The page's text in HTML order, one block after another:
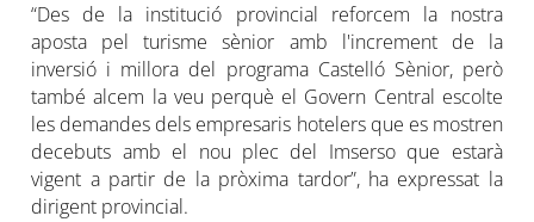
“Des de la institució provincial reforcem la nostra
aposta pel turisme sènior amb l'increment de la
inversió i millora del programa Castelló Sènior, però
també alcem la veu perquè el Govern Central escolte
les demandes dels empresaris hotelers que es mostren
decebuts amb el nou plec del Imserso que estarà
vigent a partir de la pròxima tardor”, ha expressat la
dirigent provincial.